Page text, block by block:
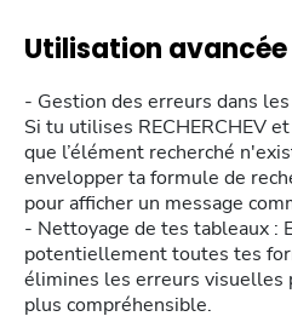
Utilisation avancée
- Gestion des erreurs dans
Si tu utilises RECHERCHEV
que l’élément recherché
envelopper ta formule de
pour afficher un message
- Nettoyage de tes tableaux :
potentiellement toutes tes
élimines les erreurs visuelles
plus compréhensible.